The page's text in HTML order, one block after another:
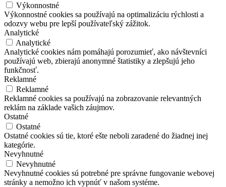
Výkonnostné
Výkonnostné cookies sa používajú na optimalizáciu rýchlosti a
odozvy webu pre lepší používateľský zážitok.
Analytické
Analytické
Analytické cookies nám pomáhajú porozumieť, ako návštevníci
používajú web, zbierajú anonymné štatistiky a zlepšujú jeho
funkčnosť.
Reklamné
Reklamné
Reklamné cookies sa používajú na zobrazovanie relevantných
reklám na základe vašich záujmov.
Ostatné
Ostatné
Ostatné cookies sú tie, ktoré ešte neboli zaradené do žiadnej inej
kategórie.
Nevyhnutné
Nevyhnutné
Nevyhnutné cookies sú potrebné pre správne fungovanie webovej
stránky a nemožno ich vypnúť v našom systéme.